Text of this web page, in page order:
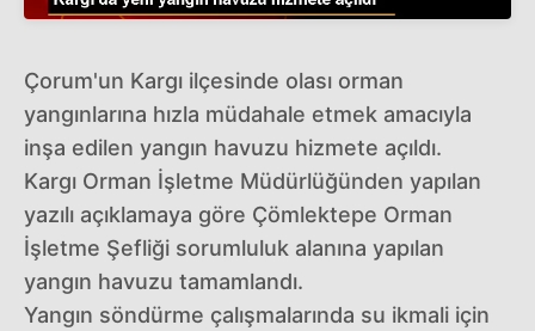
Çorum'un Kargı ilçesinde olası orman
yangınlarına hızla müdahale etmek amacıyla
inşa edilen yangın havuzu hizmete açıldı.
Kargı Orman İşletme Müdürlüğünden yapılan
yazılı açıklamaya göre Çömlektepe Orman
İşletme Şefliği sorumluluk alanına yapılan
yangın havuzu tamamlandı.
Yangın söndürme çalışmalarında su ikmali için